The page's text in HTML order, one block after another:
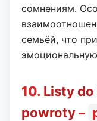
сомнениям.
семьёй, что
эмоциональную
10. Listy do
powroty–